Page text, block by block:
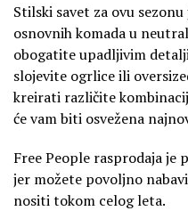
Stilski savet za ovu
osnovnih komada u
obogatite upadljivim
slojevite ogrlice ili
kreirati različite
će vam biti osvežena
Free People rasprodaja
jer možete povoljno
nositi tokom celog leta.